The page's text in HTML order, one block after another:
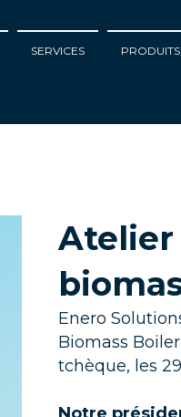
SERVICES PRODUITS
Atelier
Enero
Biomass
tchèque, les